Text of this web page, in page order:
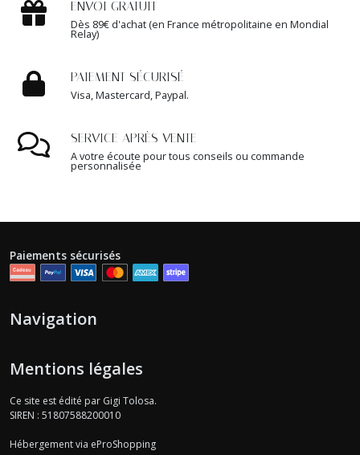
ENVOI GRATUIT
Dès 89€ d'achat (en France métropolitaine en Mondial
Relay)
PAIEMENT SÉCURISÉ
Visa, Mastercard, Paypal.
SERVICE APRÈS VENTE
A votre écoute pour tous conseils ou commande
personnalisée
Paiements sécurisés
Navigation
Mentions légales
Ce site est édité par Gigi Tolosa.
SIREN : 51807588200010
Hébergement via eProShopping